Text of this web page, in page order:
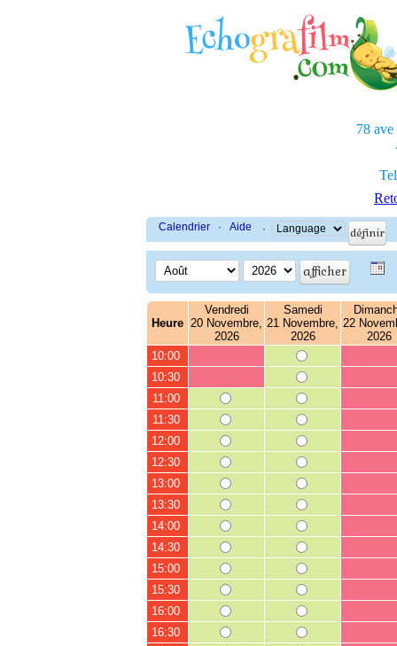
78 ave
Calendrier · Aide ·
Heure
Vendredi
20 Novembre,
2026
Samedi
21 Novembre,
2026
22
2026
10:00
10:30
11:00
11:30
12:00
12:30
13:00
13:30
14:00
14:30
15:00
15:30
16:00
16:30